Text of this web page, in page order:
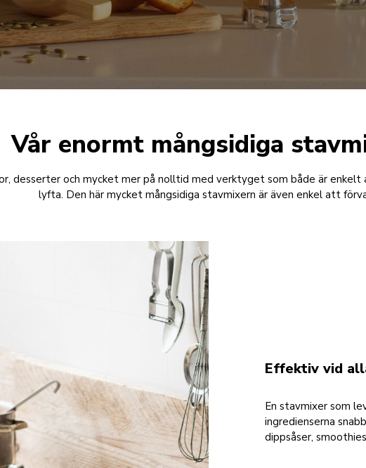
Vår enormt mångsidiga
desserter och mycket mer på nolltid med verktyget som både är
lyfta. Den här mycket mångsidiga stavmixern är även enkel att
Effektiv vid
En stavmixer som
ingredienserna
dippsåser,